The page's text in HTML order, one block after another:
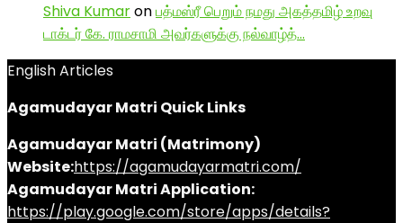
Shiva Kumaronபத்மஸ்ரீ பெறும் நமது அகத்தமிழ் உறவு
டாக்டர் கே. ராமசாமி அவர்களுக்கு நல்வாழ்த்…
English Articles
Agamudayar Matri Quick Links
Agamudayar Matri (Matrimony)
Website:https://agamudayarmatri.com/
Agamudayar Matri Application:
https://play.google.com/store/apps/details?